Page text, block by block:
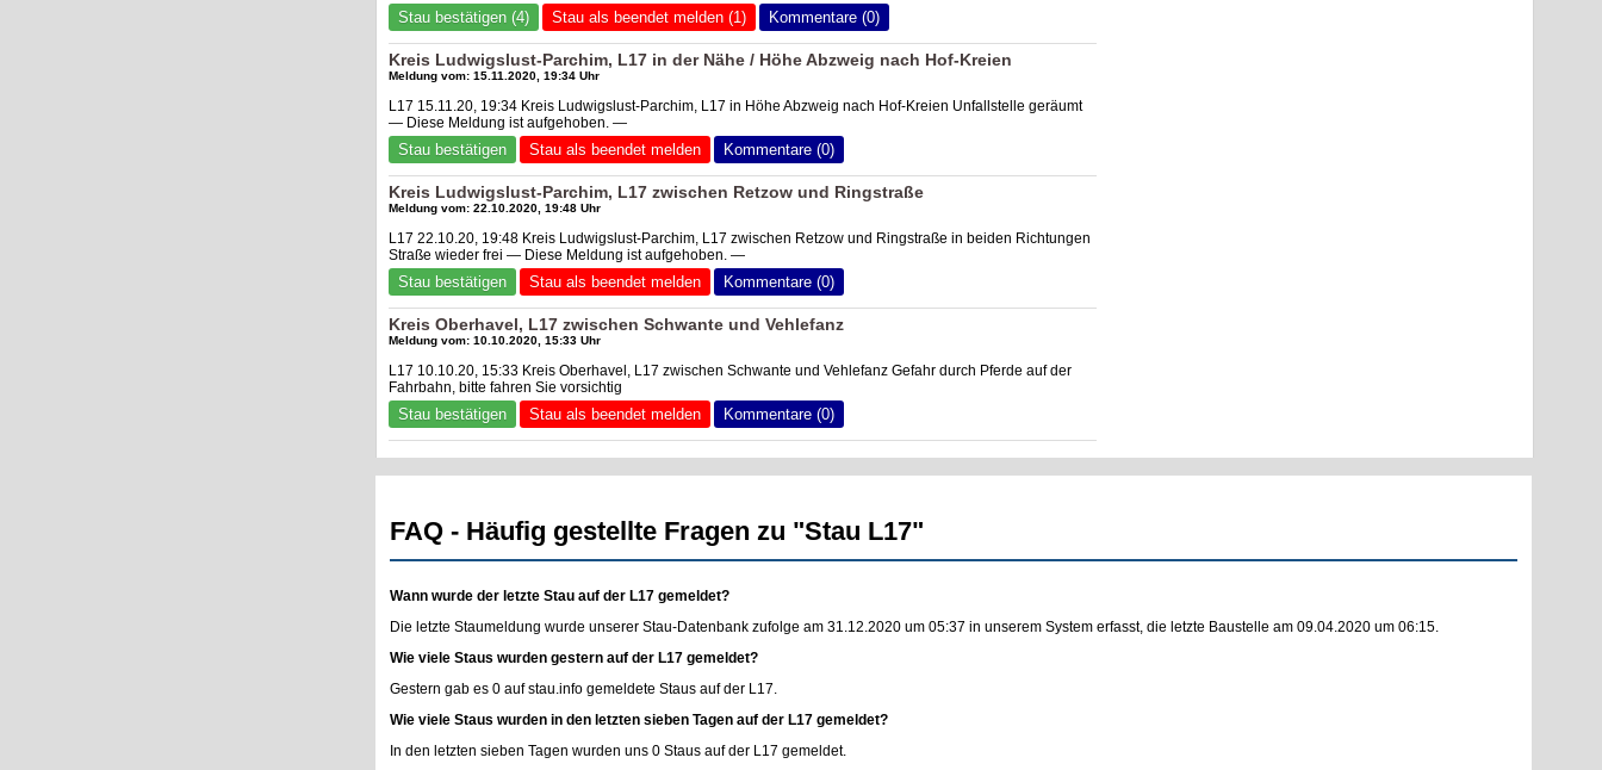
Stau bestätigen (4) Stau als beendet melden (1) Kommentare (0)
Kreis Ludwigslust-Parchim, L17 in der Nähe / Höhe Abzweig nach Hof-Kreien
Meldung vom: 15.11.2020, 19:34 Uhr
L17 15.11.20, 19:34 Kreis Ludwigslust-Parchim, L17 in Höhe Abzweig nach Hof-Kreien Unfallstelle geräumt
— Diese Meldung ist aufgehoben. —
Stau bestätigen Stau als beendet melden Kommentare (0)
Kreis Ludwigslust-Parchim, L17 zwischen Retzow und Ringstraße
Meldung vom: 22.10.2020, 19:48 Uhr
L17 22.10.20, 19:48 Kreis Ludwigslust-Parchim, L17 zwischen Retzow und Ringstraße in beiden Richtungen
Straße wieder frei — Diese Meldung ist aufgehoben. —
Stau bestätigen Stau als beendet melden Kommentare (0)
Kreis Oberhavel, L17 zwischen Schwante und Vehlefanz
Meldung vom: 10.10.2020, 15:33 Uhr
L17 10.10.20, 15:33 Kreis Oberhavel, L17 zwischen Schwante und Vehlefanz Gefahr durch Pferde auf der
Fahrbahn, bitte fahren Sie vorsichtig
Stau bestätigen Stau als beendet melden Kommentare (0)
FAQ - Häufig gestellte Fragen zu "Stau L17"
Wann wurde der letzte Stau auf der L17 gemeldet?
Die letzte Staumeldung wurde unserer Stau-Datenbank zufolge am 31.12.2020 um 05:37 in unserem System erfasst, die letzte Baustelle am 09.04.2020 um 06:15.
Wie viele Staus wurden gestern auf der L17 gemeldet?
Gestern gab es 0 aufstau.info gemeldete Staus auf der L17.
Wie viele Staus wurden in den letzten sieben Tagen auf der L17 gemeldet?
In den letzten sieben Tagen wurden uns 0 Staus auf der L17 gemeldet.